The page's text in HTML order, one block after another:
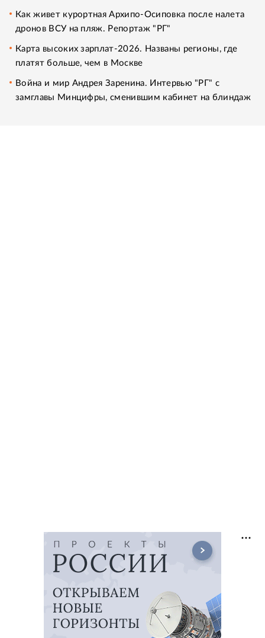
Как живет курортная Архипо-Осиповка после налета
дронов ВСУ на пляж. Репортаж "РГ"
Карта высоких зарплат-2026. Названы регионы, где
платят больше, чем в Москве
Война и мир Андрея Заренина. Интервью "РГ" с
замглавы Минцифры, сменившим кабинет на блиндаж